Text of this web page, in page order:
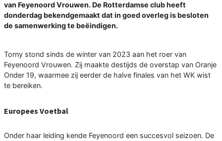
van Feyenoord Vrouwen. De Rotterdamse club heeft
donderdag bekendgemaakt dat in goed overleg is besloten
de samenwerking te beëindigen.
Torny stond sinds de winter van 2023 aan het roer van
Feyenoord Vrouwen. Zij maakte destijds de overstap van Oranje
Onder 19, waarmee zij eerder de halve finales van het WK wist
te bereiken.
Europees Voetbal
Onder haar leiding kende Feyenoord een succesvol seizoen. De